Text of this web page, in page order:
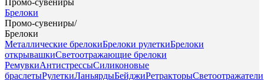
Промо-сувениры
Брелоки
Промо-сувениры/
Брелоки
Металлические брелокиБрелоки рулеткиБрелоки
открывашкиСветоотражающие брелоки
РемувкиАнтистрессыСиликоновые
браслетыРулеткиЛаньярдыБейджиРетракторыСветоотражатели